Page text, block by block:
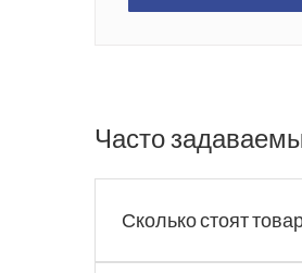
Часто
Сколько стоят